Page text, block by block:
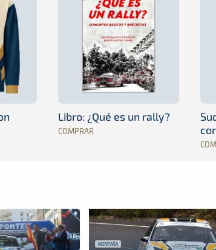
Libro: ¿Qué es un rally?
COMPRAR
MONTAÑA